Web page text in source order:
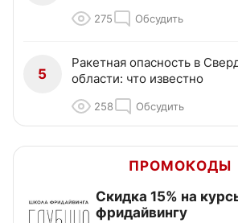
275 Обсудить
5
Ракетная опасность в
области: что известно
258 Обсудить
ПРОМОКОДЫ
Скидка 15% на
фридайвингу